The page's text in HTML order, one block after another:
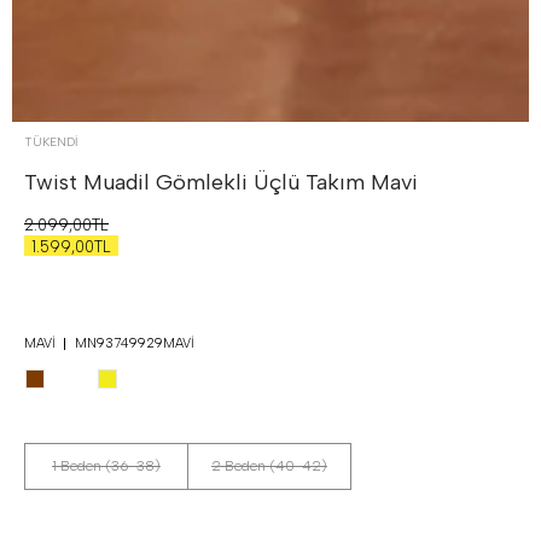
TÜKENDI
Twist Muadil Gömlekli Üçlü Takım Mavi
2.099,00TL
1.599,00TL
MAVI MN93749929MAVI
1 Beden (36-38) 2 Beden (40-42)